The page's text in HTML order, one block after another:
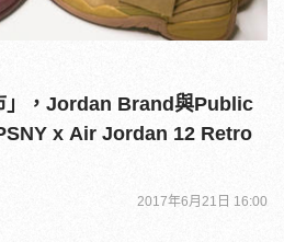
」，Jordan Brand與Public
x Air Jordan 12 Retro
2017年6月21日 16:00